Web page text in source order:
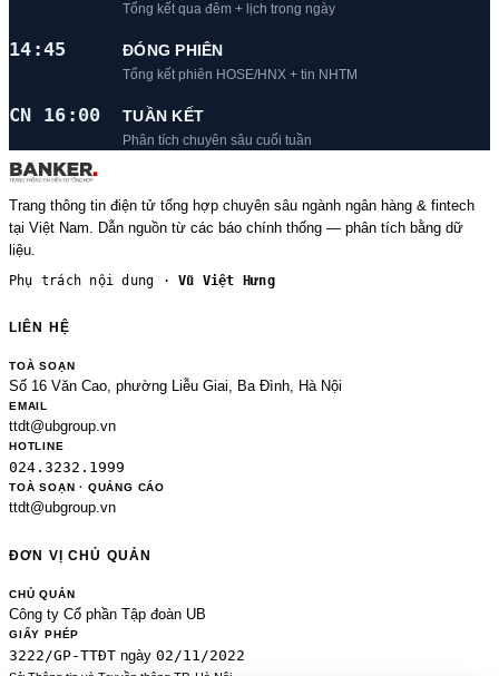
Tổng kết qua đêm + lịch trong ngày
14:45 ĐÓNG PHIÊN
Tổng kết phiên HOSE/HNX + tin NHTM
CN 16:00 TUẦN KẾT
Phân tích chuyên sâu cuối tuần
Trang thông tin điện tử tổng hợp chuyên sâu ngành ngân hàng & fintech
tại Việt Nam. Dẫn nguồn từ các báo chính thống — phân tích bằng dữ
liệu.
Phụ trách nội dung ·Vũ Việt Hưng
LIÊN HỆ
TOÀ SOẠN
Số 16 Văn Cao, phường Liễu Giai, Ba Đình, Hà Nội
EMAIL
ttdt@ubgroup.vn
HOTLINE
024.3232.1999
TOÀ SOẠN · QUẢNG CÁO
ttdt@ubgroup.vn
ĐƠN VỊ CHỦ QUẢN
CHỦ QUẢN
Công ty Cổ phần Tập đoàn UB
GIẤY PHÉP
3222/GP-TTĐT ngày 02/11/2022